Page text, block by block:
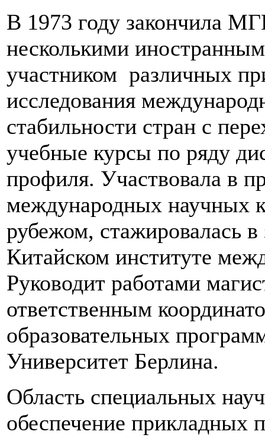
В 1973 году закончила
несколькими
участником различных
исследования
стабильности стран с
учебные курсы по ряду
профиля. Участвовала в
международных научных
рубежом, стажировалась в
Китайском институте
Руководит работами
ответственным
образовательных
Университет Берлина.
Область специальных
обеспечение прикладных